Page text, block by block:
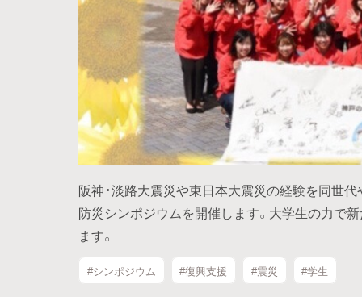
阪神・淡路大震災や東日本大震災の経験を同世
防災シンポジウムを開催します。大学生の力で
ます。
#シンポジウム #復興支援 #震災 #学生